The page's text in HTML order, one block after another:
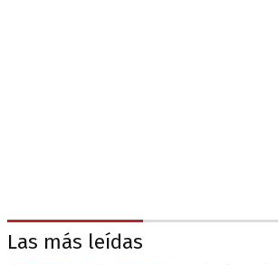
Las más leídas